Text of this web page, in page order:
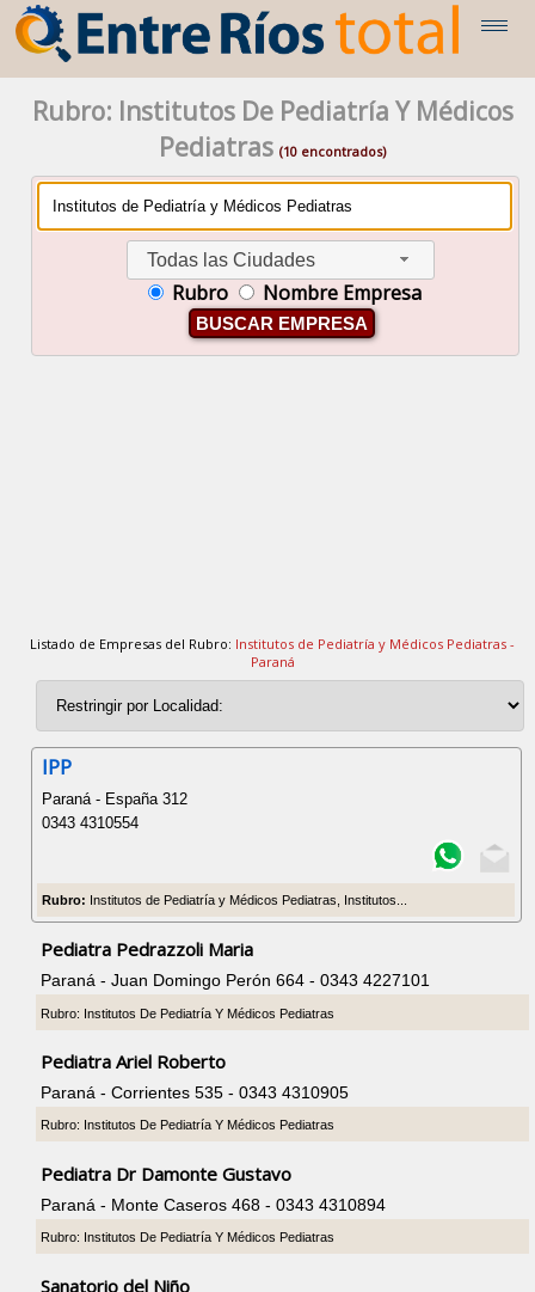
Rubro: Institutos De Pediatría Y Médicos
Pediatras(10 encontrados)
Todas las Ciudades
Rubro Nombre Empresa
BUSCAR EMPRESA
Listado de Empresas del Rubro: Institutos de Pediatría y Médicos Pediatras -
Paraná
IPP
Paraná - España 312
0343 4310554
Rubro: Institutos de Pediatría y Médicos Pediatras, Institutos...
Pediatra Pedrazzoli Maria
Paraná - Juan Domingo Perón 664 - 0343 4227101
Rubro: Institutos De Pediatría Y Médicos Pediatras
Pediatra Ariel Roberto
Paraná - Corrientes 535 - 0343 4310905
Rubro: Institutos De Pediatría Y Médicos Pediatras
Pediatra Dr Damonte Gustavo
Paraná - Monte Caseros 468 - 0343 4310894
Rubro: Institutos De Pediatría Y Médicos Pediatras
Sanatorio del Niño